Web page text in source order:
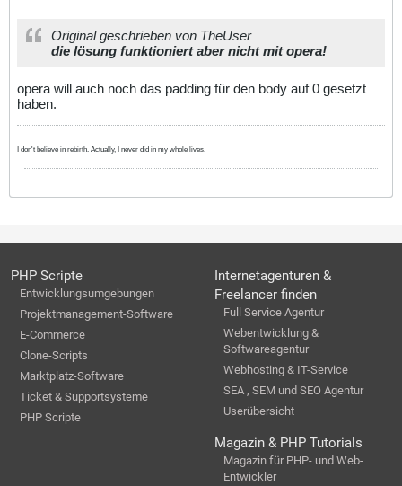
Original geschrieben von TheUser
die lösung funktioniert aber nicht mit opera!
opera will auch noch das padding für den body auf 0 gesetzt
haben.
I don't believe in rebirth. Actually, I never did in my whole lives.
PHP Scripte
Entwicklungsumgebungen
Projektmanagement-Software
E-Commerce
Clone-Scripts
Marktplatz-Software
Ticket & Supportsysteme
PHP Scripte
Internetagenturen &
Freelancer finden
Full Service Agentur
Webentwicklung &
Softwareagentur
Webhosting & IT-Service
SEA , SEM und SEO Agentur
Userübersicht
Magazin & PHP Tutorials
Magazin für PHP- und Web-
Entwickler